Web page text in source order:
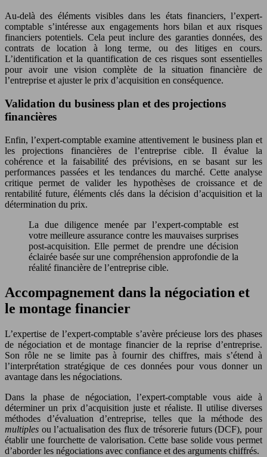
Au-delà des éléments visibles dans les états financiers, l’expert-
comptable s’intéresse aux engagements hors bilan et aux risques
financiers potentiels. Cela peut inclure des garanties données, des
contrats de location à long terme, ou des litiges en cours.
L’identification et la quantification de ces risques sont essentielles
pour avoir une vision complète de la situation financière de
l’entreprise et ajuster le prix d’acquisition en conséquence.
Validation du business plan et des projections
financières
Enfin, l’expert-comptable examine attentivement le business plan et
les projections financières de l’entreprise cible. Il évalue la
cohérence et la faisabilité des prévisions, en se basant sur les
performances passées et les tendances du marché. Cette analyse
critique permet de valider les hypothèses de croissance et de
rentabilité future, éléments clés dans la décision d’acquisition et la
détermination du prix.
La due diligence menée par l’expert-comptable est
votre meilleure assurance contre les mauvaises surprises
post-acquisition. Elle permet de prendre une décision
éclairée basée sur une compréhension approfondie de la
réalité financière de l’entreprise cible.
Accompagnement dans la négociation et
le montage financier
L’expertise de l’expert-comptable s’avère précieuse lors des phases
de négociation et de montage financier de la reprise d’entreprise.
Son rôle ne se limite pas à fournir des chiffres, mais s’étend à
l’interprétation stratégique de ces données pour vous donner un
avantage dans les négociations.
Dans la phase de négociation, l’expert-comptable vous aide à
déterminer un prix d’acquisition juste et réaliste. Il utilise diverses
méthodes d’évaluation d’entreprise, telles que la méthode des
multiples ou l’actualisation des flux de trésorerie futurs (DCF), pour
établir une fourchette de valorisation. Cette base solide vous permet
d’aborder les négociations avec confiance et des arguments chiffrés.